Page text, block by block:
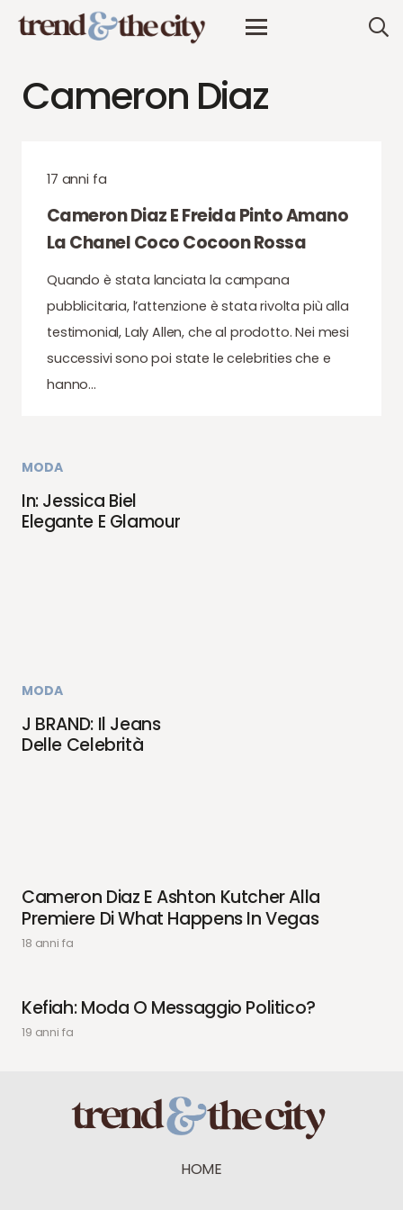
Cameron Diaz
17 anni fa
Cameron Diaz E Freida Pinto Amano
La Chanel Coco Cocoon Rossa
Quando è stata lanciata la campana
pubblicitaria, l’attenzione è stata rivolta più alla
testimonial, Laly Allen, che al prodotto. Nei mesi
successivi sono poi state le celebrities che e
hanno…
MODA
In: Jessica Biel
Elegante E Glamour
MODA
J BRAND: Il Jeans
Delle Celebrità
Cameron Diaz E Ashton Kutcher Alla
Premiere Di What Happens In Vegas
18 anni fa
Kefiah: Moda O Messaggio Politico?
19 anni fa
HOME